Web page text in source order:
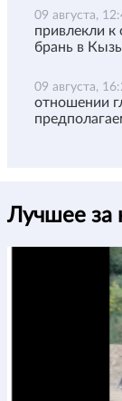
09 августа,
привлекли к
брань в
09 августа,
отношении
Лучшее за